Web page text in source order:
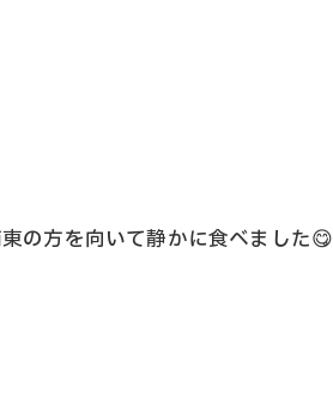
の方を向いて静かに食べました😋